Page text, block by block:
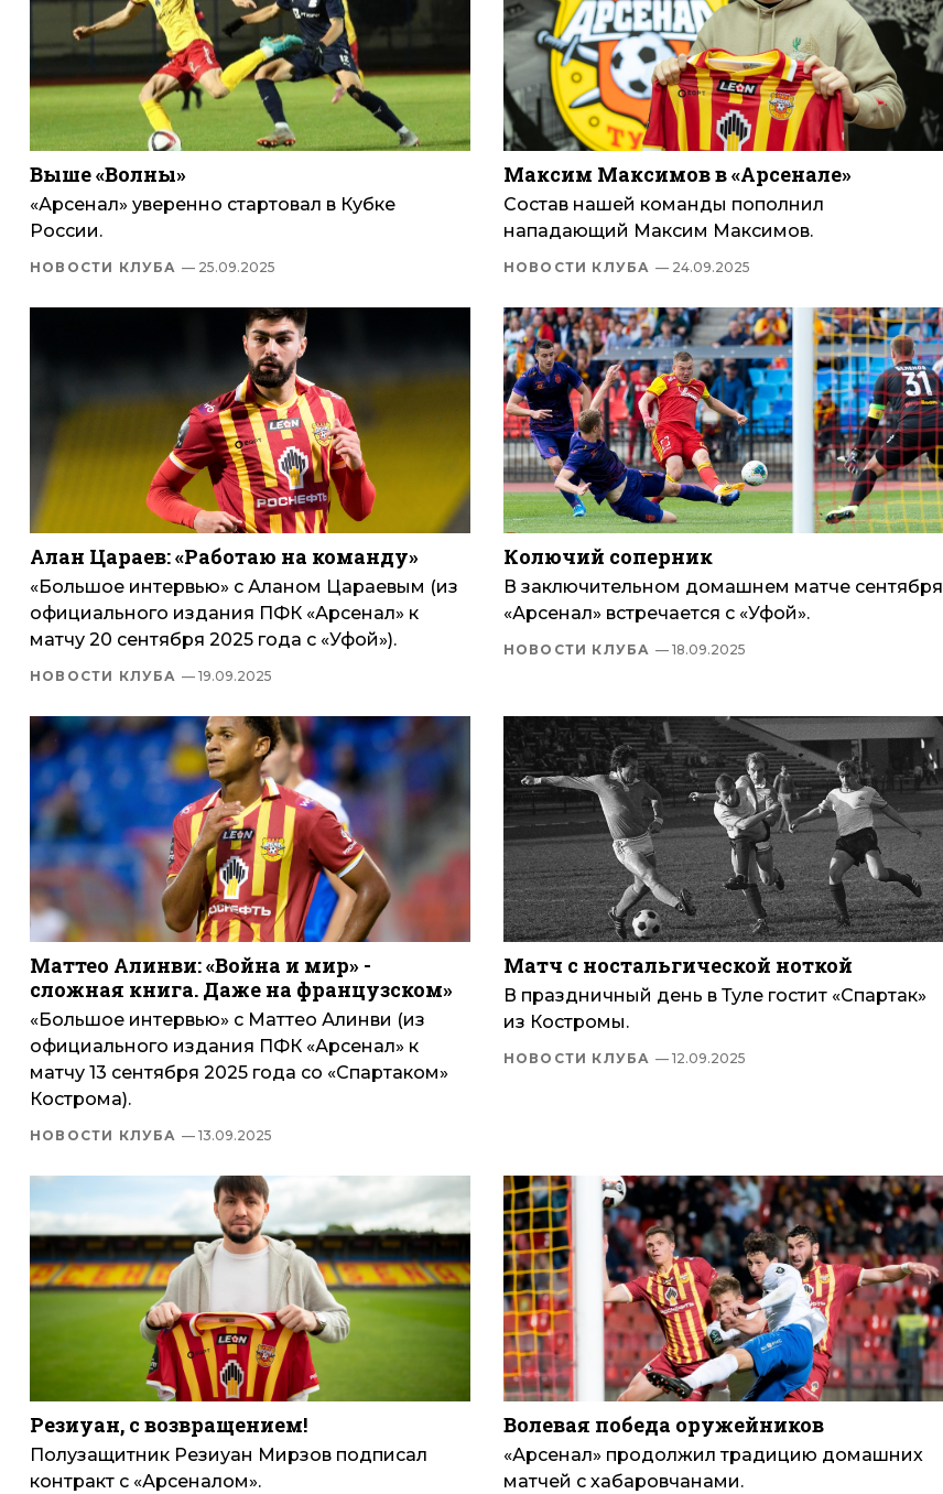
Выше «Волны»
«Арсенал» уверенно стартовал в Кубке
России.
НОВОСТИ КЛУБА — 25.09.2025
Максим Максимов в «Арсенале»
Состав нашей команды пополнил
нападающий Максим Максимов.
НОВОСТИ КЛУБА — 24.09.2025
Алан Цараев: «Работаю на команду»
«Большое интервью» с Аланом Цараевым (из
официального издания ПФК «Арсенал» к
матчу 20 сентября 2025 года с «Уфой»).
НОВОСТИ КЛУБА — 19.09.2025
Колючий соперник
В заключительном домашнем матче сентября
«Арсенал» встречается с «Уфой».
НОВОСТИ КЛУБА — 18.09.2025
Маттео Алинви: «Война и мир» -
сложная книга. Даже на французском»
«Большое интервью» с Маттео Алинви (из
официального издания ПФК «Арсенал» к
матчу 13 сентября 2025 года со «Спартаком»
Кострома).
НОВОСТИ КЛУБА — 13.09.2025
Матч с ностальгической ноткой
В праздничный день в Туле гостит «Спартак»
из Костромы.
НОВОСТИ КЛУБА — 12.09.2025
Резиуан, с возвращением!
Полузащитник Резиуан Мирзов подписал
контракт с «Арсеналом».
Волевая победа оружейников
«Арсенал» продолжил традицию домашних
матчей с хабаровчанами.